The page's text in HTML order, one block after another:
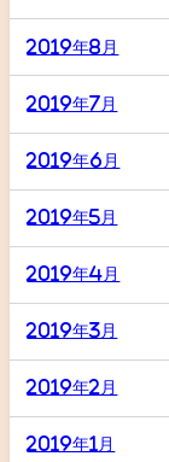
2019年8月
2019年7月
2019年6月
2019年5月
2019年4月
2019年3月
2019年2月
2019年1月